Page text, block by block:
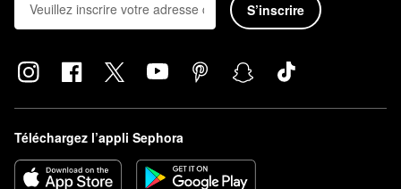
S’inscrire
Téléchargez l’appli Sephora